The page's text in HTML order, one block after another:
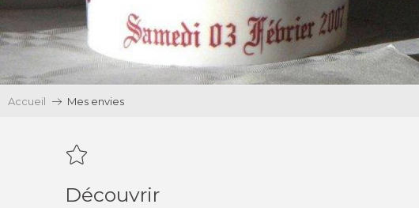
Accueil Mes envies
Découvrir